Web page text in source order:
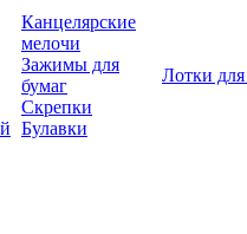
Канцелярские
мелочи
Зажимы для
бумаг
Скрепки
Булавки
Лотки